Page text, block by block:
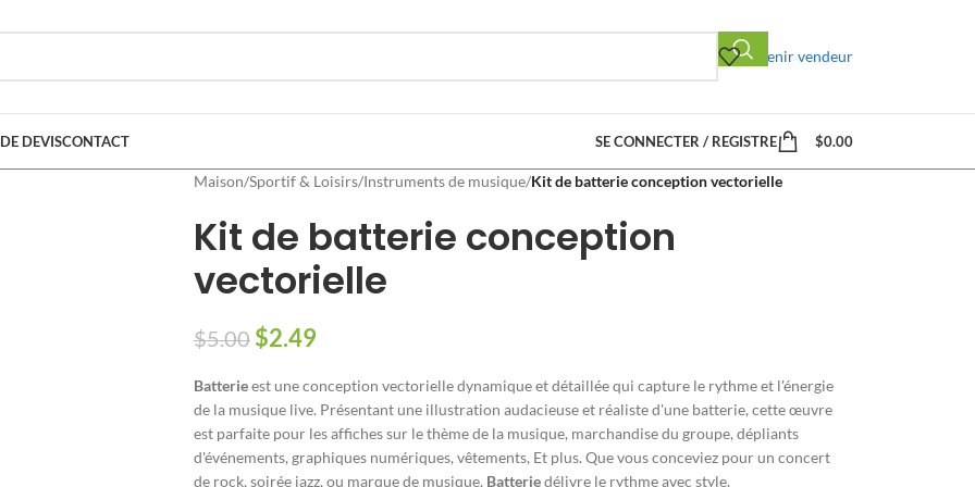
Devenir vendeur
DEVISCONTACT SE CONNECTER / REGISTRE $0.00
Maison/Sportif & Loisirs/Instruments de musique/Kit de batterie conception vectorielle
Kit de batterie conception
vectorielle
$5.00 $2.49
Batterieest une conception vectorielle dynamique et détaillée qui capture le rythme et l'énergie
de la musique live. Présentant une illustration audacieuse et réaliste d'une batterie, cette œuvre
est parfaite pour les affiches sur le thème de la musique, marchandise du groupe, dépliants
d'événements, graphiques numériques, vêtements, Et plus. Que vous conceviez pour un concert
de rock, soirée jazz, ou marque de musique, Batteriedélivre le rythme avec style.